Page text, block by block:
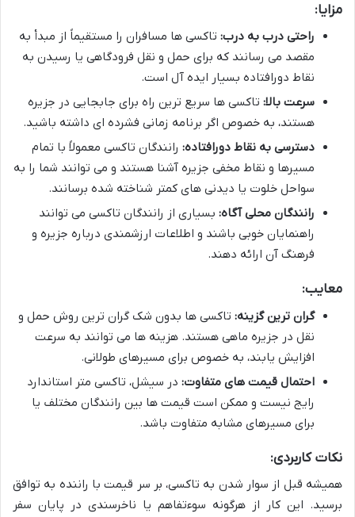
مزایا:
راحتی درب به درب: تاکسی ها مسافران را مستقیماً از مبدأ به
مقصد می رسانند که برای حمل و نقل فرودگاهی یا رسیدن به
نقاط دورافتاده بسیار ایده آل است.
سرعت بالا: تاکسی ها سریع ترین راه برای جابجایی در جزیره
هستند، به خصوص اگر برنامه زمانی فشرده ای داشته باشید.
دسترسی به نقاط دورافتاده: رانندگان تاکسی معمولاً با تمام
مسیرها و نقاط مخفی جزیره آشنا هستند و می توانند شما را به
سواحل خلوت یا دیدنی های کمتر شناخته شده برسانند.
رانندگان محلی آگاه: بسیاری از رانندگان تاکسی می توانند
راهنمایان خوبی باشند و اطلاعات ارزشمندی درباره جزیره و
فرهنگ آن ارائه دهند.
معایب:
گران ترین گزینه: تاکسی ها بدون شک گران ترین روش حمل و
نقل در جزیره ماهی هستند. هزینه ها می توانند به سرعت
افزایش یابند، به خصوص برای مسیرهای طولانی.
احتمال قیمت های متفاوت: در سیشل، تاکسی متر استاندارد
رایج نیست و ممکن است قیمت ها بین رانندگان مختلف یا
برای مسیرهای مشابه متفاوت باشد.
نکات کاربردی:
همیشه قبل از سوار شدن به تاکسی، بر سر قیمت با راننده به توافق
برسید. این کار از هرگونه سوءتفاهم یا ناخرسندی در پایان سفر